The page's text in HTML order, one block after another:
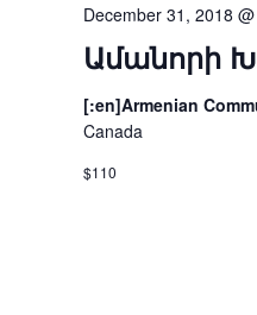
Ամանորի
December 31, 2018
[:en]Armenian
Canada
$110